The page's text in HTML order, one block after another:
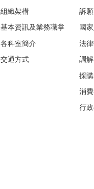
組織架構
基本資訊及業務職掌
各科室簡介
交通方式
訴
國
法
調
採
消
行